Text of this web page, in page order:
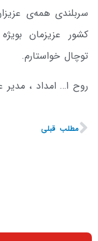
سربلندی همه‌ی
کشور عزیزمان
توچال خواستارم.
روح ا… امداد ،
مطلب قبلی